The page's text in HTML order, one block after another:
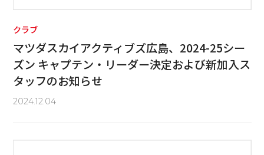
クラブ
マツダスカイアクティブズ広島、2024-25シー
ズン キャプテン・リーダー決定および新加入ス
タッフのお知らせ
2024.12.04